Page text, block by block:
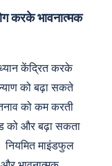
करके भावनात्मक
केंद्रित करके
को बढ़ा सकते
को कम करती
को और बढ़ा सकता
नियमित माइंडफुल